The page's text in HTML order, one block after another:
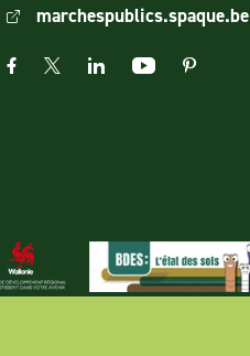
marchespublics.spaque.be